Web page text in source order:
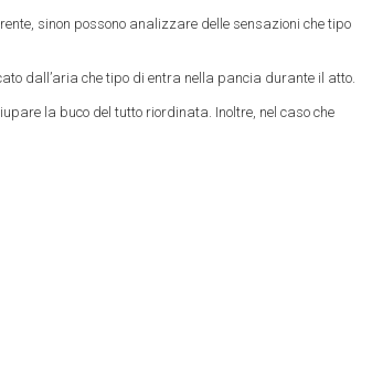
sinon possono analizzare delle sensazioni che tipo
dall’aria che tipo di entra nella pancia durante il atto.
la buco del tutto riordinata. Inoltre, nel caso che